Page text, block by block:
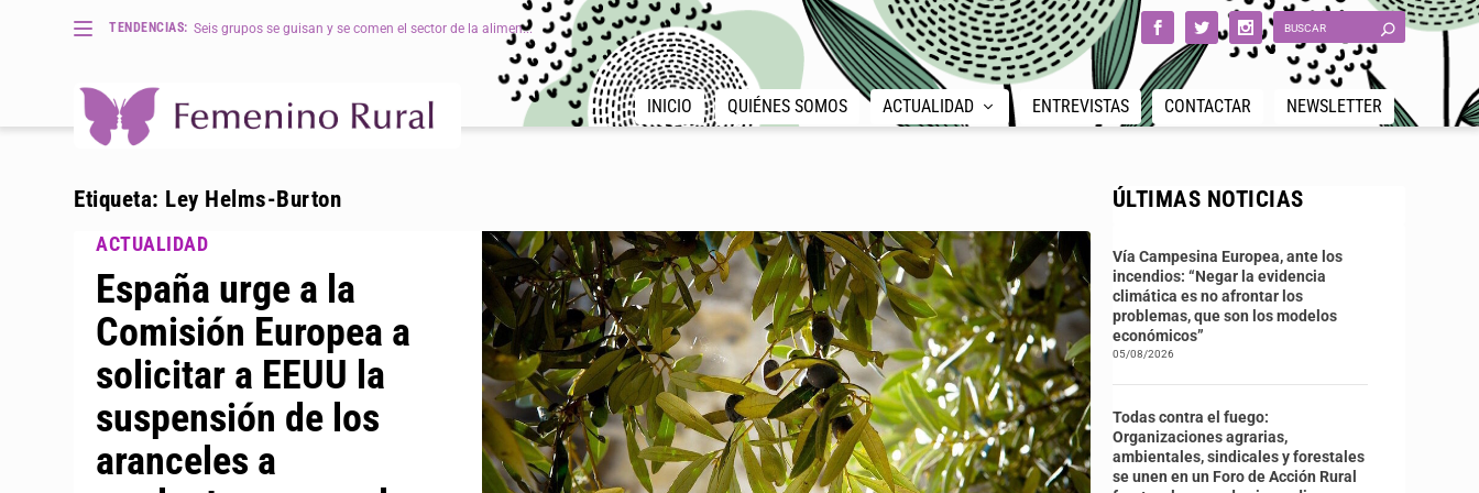
TENDENCIAS: Seis grupos se guisan y se comen el sector de la alimen...
INICIO QUIÉNES SOMOS ACTUALIDAD ENTREVISTAS CONTACTAR NEWSLETTER
Etiqueta: Ley Helms-Burton
España urge a la
Comisión Europea a
solicitar a EEUU la
suspensión de los
aranceles a
ÚLTIMAS NOTICIAS
Vía Campesina Europea, ante los
incendios: “Negar la evidencia
climática es no afrontar los
problemas, que son los modelos
económicos”
05/08/2026
Todas contra el fuego:
Organizaciones agrarias,
ambientales, sindicales y forestales
se unen en un Foro de Acción Rural